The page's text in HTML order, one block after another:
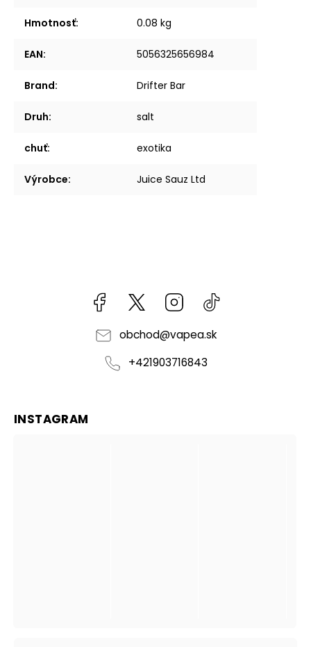
Hmotnosť: 0.08 kg
EAN: 5056325656984
Brand: Drifter Bar
Druh: salt
chuť: exotika
Výrobce: Juice Sauz Ltd
Facebook kzifcak85131Instagram
obchod@vapea.sk
+421903716843
INSTAGRAM